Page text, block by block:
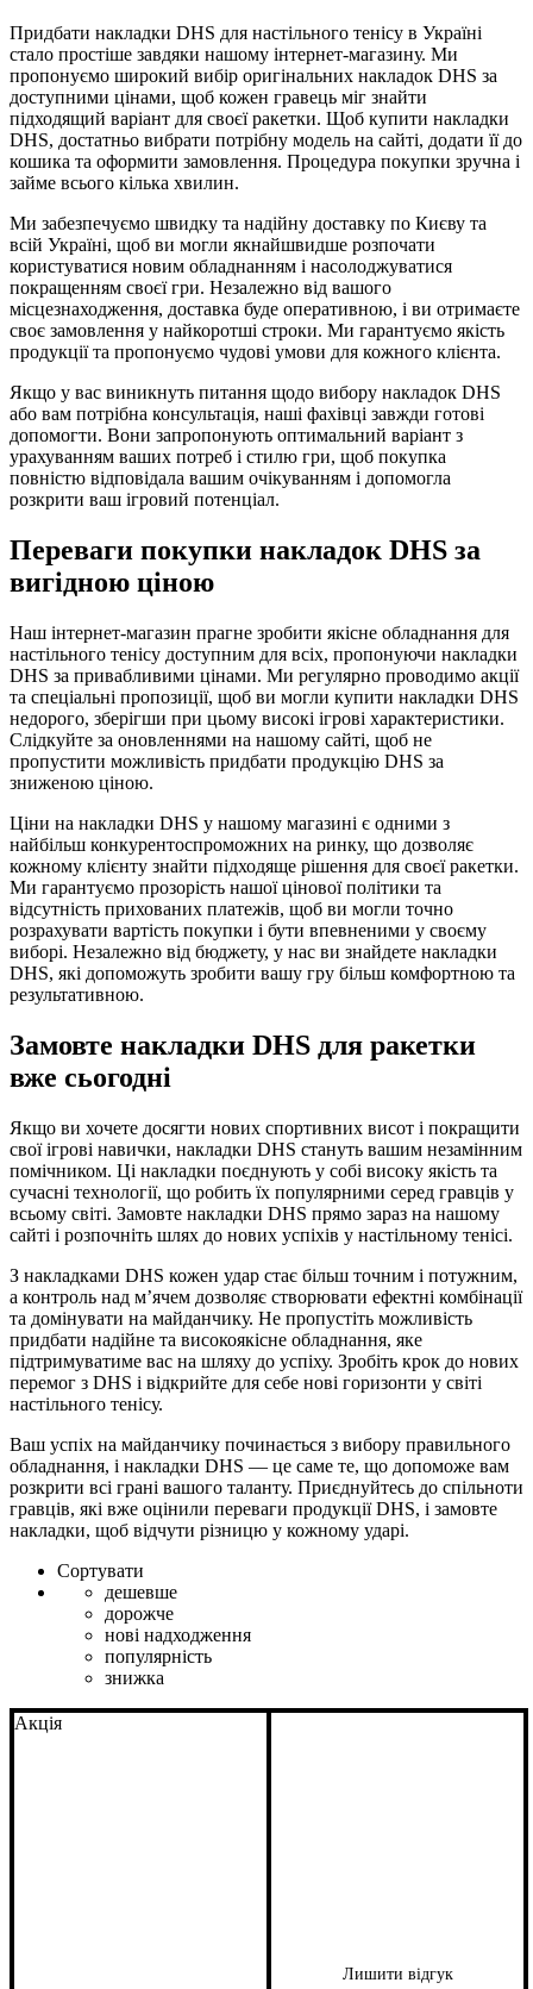
Придбати накладки DHS для настільного тенісу в Україні
стало простіше завдяки нашому інтернет-магазину. Ми
пропонуємо широкий вибір оригінальних накладок DHS за
доступними цінами, щоб кожен гравець міг знайти
підходящий варіант для своєї ракетки. Щоб купити накладки
DHS, достатньо вибрати потрібну модель на сайті, додати її до
кошика та оформити замовлення. Процедура покупки зручна і
займе всього кілька хвилин.
Ми забезпечуємо швидку та надійну доставку по Києву та
всій Україні, щоб ви могли якнайшвидше розпочати
користуватися новим обладнанням і насолоджуватися
покращенням своєї гри. Незалежно від вашого
місцезнаходження, доставка буде оперативною, і ви отримаєте
своє замовлення у найкоротші строки. Ми гарантуємо якість
продукції та пропонуємо чудові умови для кожного клієнта.
Якщо у вас виникнуть питання щодо вибору накладок DHS
або вам потрібна консультація, наші фахівці завжди готові
допомогти. Вони запропонують оптимальний варіант з
урахуванням ваших потреб і стилю гри, щоб покупка
повністю відповідала вашим очікуванням і допомогла
розкрити ваш ігровий потенціал.
Переваги покупки накладок DHS за
вигідною ціною
Наш інтернет-магазин прагне зробити якісне обладнання для
настільного тенісу доступним для всіх, пропонуючи накладки
DHS за привабливими цінами. Ми регулярно проводимо акції
та спеціальні пропозиції, щоб ви могли купити накладки DHS
недорого, зберігши при цьому високі ігрові характеристики.
Слідкуйте за оновленнями на нашому сайті, щоб не
пропустити можливість придбати продукцію DHS за
зниженою ціною.
Ціни на накладки DHS у нашому магазині є одними з
найбільш конкурентоспроможних на ринку, що дозволяє
кожному клієнту знайти підходяще рішення для своєї ракетки.
Ми гарантуємо прозорість нашої цінової політики та
відсутність прихованих платежів, щоб ви могли точно
розрахувати вартість покупки і бути впевненими у своєму
виборі. Незалежно від бюджету, у нас ви знайдете накладки
DHS, які допоможуть зробити вашу гру більш комфортною та
результативною.
Замовте накладки DHS для ракетки
вже сьогодні
Якщо ви хочете досягти нових спортивних висот і покращити
свої ігрові навички, накладки DHS стануть вашим незамінним
помічником. Ці накладки поєднують у собі високу якість та
сучасні технології, що робить їх популярними серед гравців у
всьому світі. Замовте накладки DHS прямо зараз на нашому
сайті і розпочніть шлях до нових успіхів у настільному тенісі.
З накладками DHS кожен удар стає більш точним і потужним,
а контроль над м’ячем дозволяє створювати ефектні комбінації
та домінувати на майданчику. Не пропустіть можливість
придбати надійне та високоякісне обладнання, яке
підтримуватиме вас на шляху до успіху. Зробіть крок до нових
перемог з DHS і відкрийте для себе нові горизонти у світі
настільного тенісу.
Ваш успіх на майданчику починається з вибору правильного
обладнання, і накладки DHS — це саме те, що допоможе вам
розкрити всі грані вашого таланту. Приєднуйтесь до спільноти
гравців, які вже оцінили переваги продукції DHS, і замовте
накладки, щоб відчути різницю у кожному ударі.
Сортувати
дешевше
дорожче
нові надходження
популярність
знижка
Акція
Лишити відгук